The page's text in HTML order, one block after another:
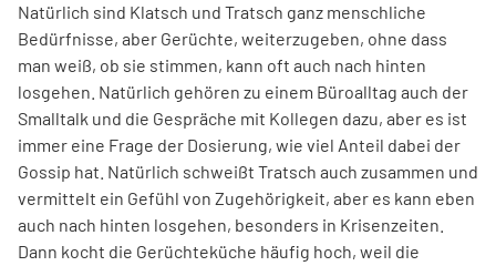
Natürlich sind Klatsch und Tratsch ganz menschliche
Bedürfnisse, aber Gerüchte, weiterzugeben, ohne dass
man weiß, ob sie stimmen, kann oft auch nach hinten
losgehen. Natürlich gehören zu einem Büroalltag auch der
Smalltalk und die Gespräche mit Kollegen dazu, aber es ist
immer eine Frage der Dosierung, wie viel Anteil dabei der
Gossip hat. Natürlich schweißt Tratsch auch zusammen und
vermittelt ein Gefühl von Zugehörigkeit, aber es kann eben
auch nach hinten losgehen, besonders in Krisenzeiten.
Dann kocht die Gerüchteküche häufig hoch, weil die